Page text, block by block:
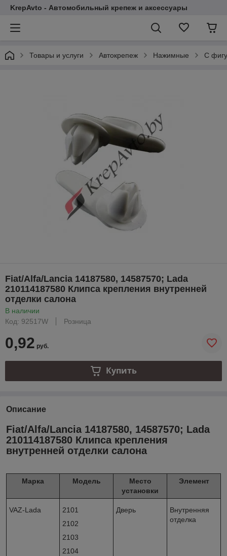
KrepAvto - Автомобильный крепеж и аксессуары
Товары и услуги Автокрепеж Нажимные С
Fiat/Alfa/Lancia 14187580, 14587570; Lada
210114187580 Клипса крепления внутренней
отделки салона
В наличии
Код: 92517W
Розница
0,92 руб.
Купить
Описание
Fiat/Alfa/Lancia 14187580, 14587570; Lada
210114187580 Клипса крепления
внутренней отделки салона
Марка Модель
Место
установки
Элемент
VAZ-Lada
2101
2102
2103
2104
Дверь
Внутренняя
отделка